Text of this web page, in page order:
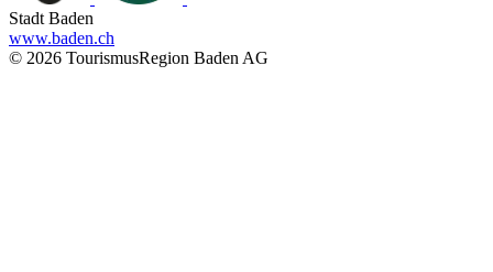
Stadt Baden
www.baden.ch
© 2026 TourismusRegion Baden AG